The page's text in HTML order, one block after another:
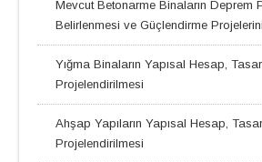
Mevcut Betonarme Binaların Deprem
Belirlenmesi ve Güçlendirme
Yığma Binaların Yapısal Hesap,
Projelendirilmesi
Ahşap Yapıların Yapısal Hesap,
Projelendirilmesi